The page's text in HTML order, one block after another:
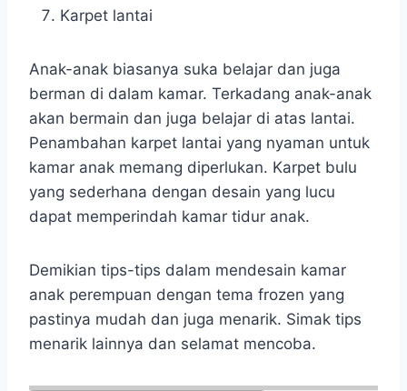
Karpet lantai
Anak-anak biasanya suka belajar dan juga
berman di dalam kamar. Terkadang anak-anak
akan bermain dan juga belajar di atas lantai.
Penambahan karpet lantai yang nyaman untuk
kamar anak memang diperlukan. Karpet bulu
yang sederhana dengan desain yang lucu
dapat memperindah kamar tidur anak.
Demikian tips-tips dalam mendesain kamar
anak perempuan dengan tema frozen yang
pastinya mudah dan juga menarik. Simak tips
menarik lainnya dan selamat mencoba.